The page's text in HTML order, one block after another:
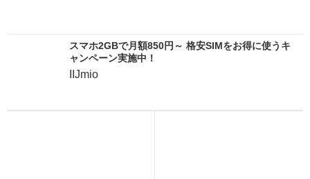
スマホ2GBで月額850円～ 格安SIMをお得に使うキ
ャンペーン実施中！
IIJmio